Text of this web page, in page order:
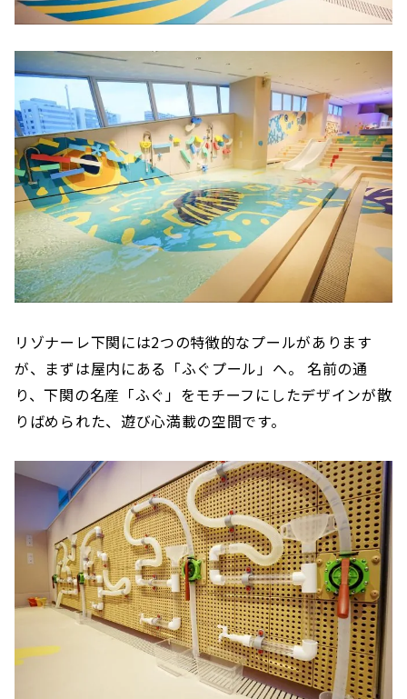
リゾナーレ下関には2つの特徴的なプールがあります
が、まずは屋内にある「ふぐプール」へ。 名前の通
り、下関の名産「ふぐ」をモチーフにしたデザインが散
りばめられた、遊び心満載の空間です。